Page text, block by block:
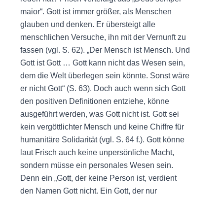
maior“. Gott ist immer größer, als Menschen
glauben und denken. Er übersteigt alle
menschlichen Versuche, ihn mit der Vernunft zu
fassen (vgl. S. 62). „Der Mensch ist Mensch. Und
Gott ist Gott … Gott kann nicht das Wesen sein,
dem die Welt überlegen sein könnte. Sonst wäre
er nicht Gott“ (S. 63). Doch auch wenn sich Gott
den positiven Definitionen entziehe, könne
ausgeführt werden, was Gott nicht ist. Gott sei
kein vergöttlichter Mensch und keine Chiffre für
humanitäre Solidarität (vgl. S. 64 f.). Gott könne
laut Frisch auch keine unpersönliche Macht,
sondern müsse ein personales Wesen sein.
Denn ein „Gott, der keine Person ist, verdient
den Namen Gott nicht. Ein Gott, der nur